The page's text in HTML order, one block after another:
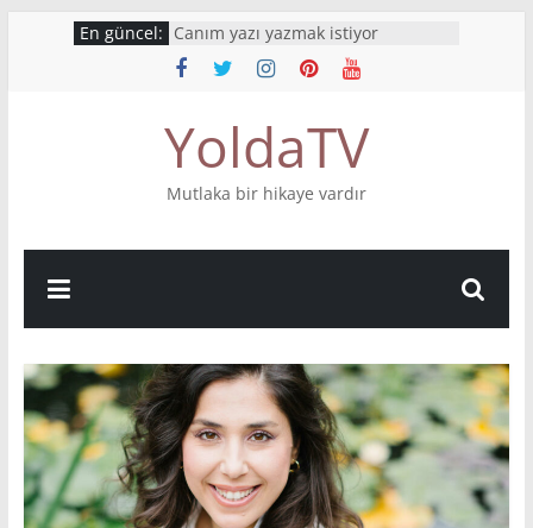
En güncel: Canım yazı yazmak istiyor
İnsanlardan geriye kelimeleri
kalıyor
Mutluluktan ağlıyorum
Bu hikaye boyumdan uzun
YoldaTV
Mutlaka bir hikaye vardır